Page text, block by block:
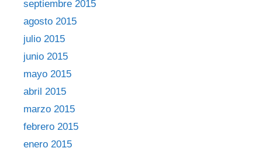
septiembre 2015
agosto 2015
julio 2015
junio 2015
mayo 2015
abril 2015
marzo 2015
febrero 2015
enero 2015